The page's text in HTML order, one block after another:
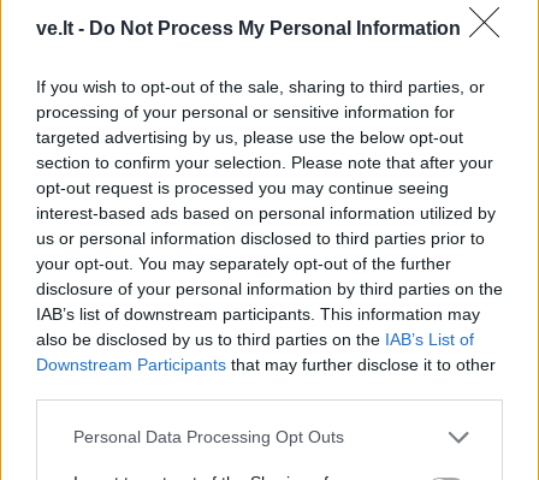
ve.lt - Do Not Process My Personal Information
If you wish to opt-out of the sale, sharing to third parties, or
processing of your personal or sensitive information for
targeted advertising by us, please use the below opt-out
section to confirm your selection. Please note that after your
opt-out request is processed you may continue seeing
interest-based ads based on personal information utilized by
us or personal information disclosed to third parties prior to
your opt-out. You may separately opt-out of the further
disclosure of your personal information by third parties on the
IAB’s list of downstream participants. This information may
also be disclosed by us to third parties on the IAB’s List of
Downstream Participants that may further disclose it to other
Personal Data Processing Opt Outs
Laisvalaikis
dieną švenčia
Dienos horoskopas 12
Zodiako ženklų: gali
sugrįžti sena galimybė
Horoskopai
Taro kortų horoskopas
rugpjūčio 10 dienai:
Dvyniams – seni
įsitikinimai, Mergelėms –
nauji tikslai
Laisvalaikis
Aurelija Urbonienė apie
keliones, kurios prasideda
ten, kur baigiasi turistiniai
maršrutai (1)
Horoskopai Horoskopai